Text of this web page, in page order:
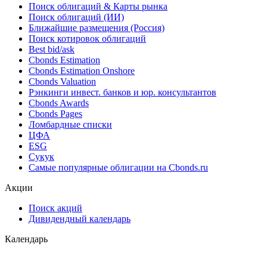
Поиск облигаций & Карты рынка
Поиск облигаций (ИИ)
Ближайшие размещения (Россия)
Поиск котировок облигаций
Best bid/ask
Cbonds Estimation
Cbonds Estimation Onshore
Cbonds Valuation
Рэнкинги инвест. банков и юр. консультантов
Cbonds Awards
Cbonds Pages
Ломбардные списки
ЦФА
ESG
Сукук
Самые популярные облигации на Cbonds.ru
Акции
Поиск акций
Дивидендный календарь
Календарь